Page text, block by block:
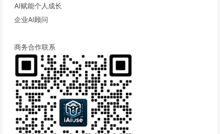
AI赋能个人成长
企业AI顾问
商务合作联系